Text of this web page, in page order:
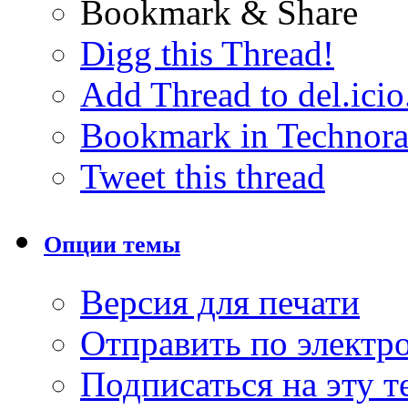
Bookmark & Share
Digg this Thread!
Add Thread to
Bookmark in
Tweet this thread
Опции темы
Версия для печати
Отправить по
Подписаться на эту